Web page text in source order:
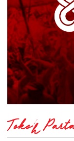
Tokoh